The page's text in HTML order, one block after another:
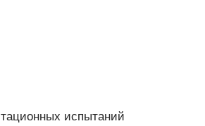
испытаний